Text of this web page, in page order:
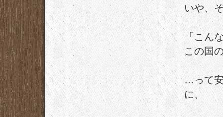
いや、
「こん
この国
…って
に、